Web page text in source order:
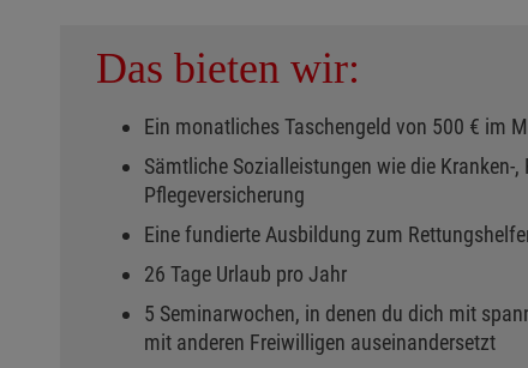
Das bieten wir:
Ein monatliches Taschengeld von 500 € im
Sämtliche Sozialleistungen wie die Kranken-,
Pflegeversicherung
Eine fundierte Ausbildung zum
26 Tage Urlaub pro Jahr
5 Seminarwochen, in denen du dich mit
mit anderen Freiwilligen auseinandersetzt